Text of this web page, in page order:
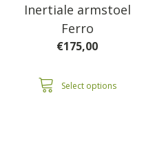
Inertiale armstoel
Ferro
€175,00
Select options